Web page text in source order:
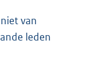
van
leden